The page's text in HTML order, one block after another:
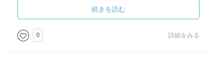
ヴィアンが助けを求めたのに応じてあげられなかったと後
悔する様は胸に刺さった。
彼女にやダーガーは死後ではあるがたまたま見つかって、
続きを読む
0 詳細をみる